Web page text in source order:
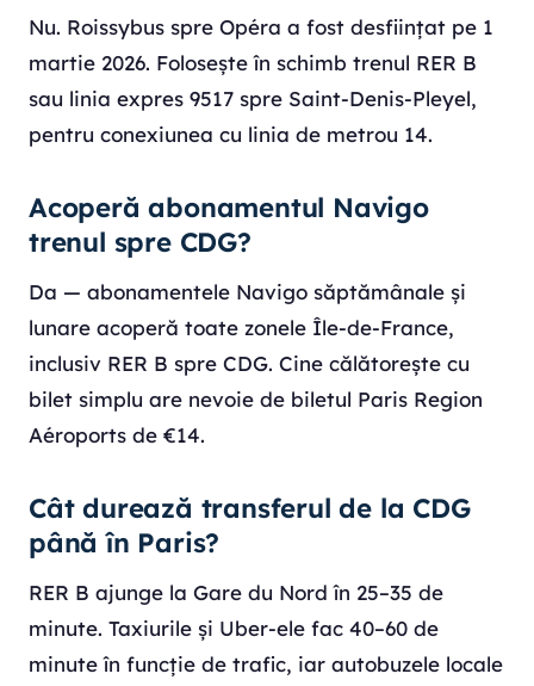
Nu. Roissybus spre Opéra a fost desființat pe 1
martie 2026. Folosește în schimb trenul RER B
sau linia expres 9517 spre Saint-Denis-Pleyel,
pentru conexiunea cu linia de metrou 14.
Acoperă abonamentul Navigo
trenul spre CDG?
Da — abonamentele Navigo săptămânale și
lunare acoperă toate zonele Île-de-France,
inclusiv RER B spre CDG. Cine călătorește cu
bilet simplu are nevoie de biletul Paris Region
Aéroports de €14.
Cât durează transferul de la CDG
până în Paris?
RER B ajunge la Gare du Nord în 25–35 de
minute. Taxiurile și Uber-ele fac 40–60 de
minute în funcție de trafic, iar autobuzele locale